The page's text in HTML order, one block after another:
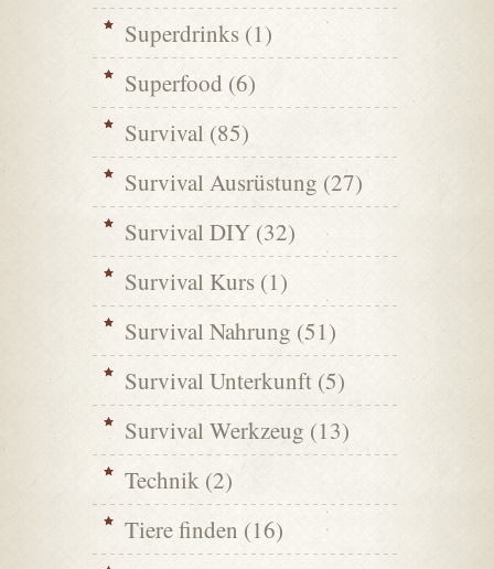
Superdrinks (1)
Superfood (6)
Survival (85)
Survival Ausrüstung (27)
Survival DIY (32)
Survival Kurs (1)
Survival Nahrung (51)
Survival Unterkunft (5)
Survival Werkzeug (13)
Technik (2)
Tiere finden (16)